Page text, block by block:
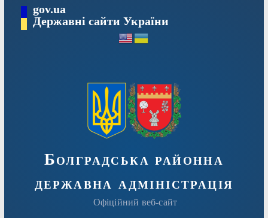
Перейтиgov.ua
Державні сайти України
Болградська районна
державна адміністрація
Офіційний веб-сайт